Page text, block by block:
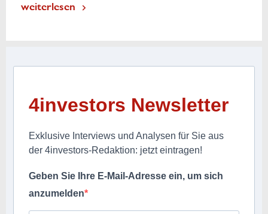
weiterlesen
4investors Newsletter
Exklusive Interviews und Analysen für Sie aus
der 4investors-Redaktion: jetzt eintragen!
Geben Sie Ihre E-Mail-Adresse ein, um sich
anzumelden